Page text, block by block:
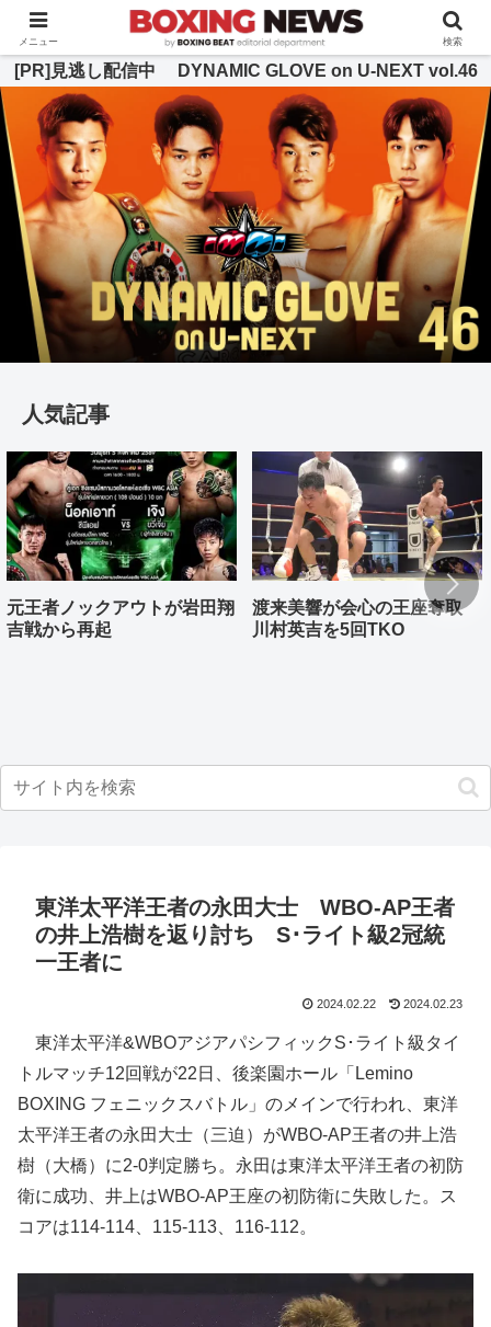
BOXING BEAT [ボクシング・ビート] 公式サイト
[PR]見逃し配信中 DYNAMIC GLOVE on U-NEXT vol.46
人気記事
元王者ノックアウトが岩田翔
吉戦から再起
渡来美響が会心の王座奪取
川村英吉を5回TKO
東洋太平洋王者の永田大士 WBO-AP王者
の井上浩樹を返り討ち S･ライト級2冠統
一王者に
2024.02.22 2024.02.23
東洋太平洋&WBOアジアパシフィックS･ライト級タイ
トルマッチ12回戦が22日、後楽園ホール「Lemino
BOXING フェニックスバトル」のメインで行われ、東洋
太平洋王者の永田大士（三迫）がWBO-AP王者の井上浩
樹（大橋）に2-0判定勝ち。永田は東洋太平洋王者の初防
衛に成功、井上はWBO-AP王座の初防衛に失敗した。ス
コアは114-114、115-113、116-112。
メニュー 検索